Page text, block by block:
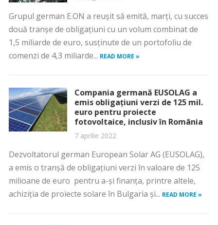
Grupul german E.ON a reuşit să emită, marţi, cu succes
două tranşe de obligaţiuni cu un volum combinat de
1,5 miliarde de euro, susţinute de un portofoliu de
comenzi de 4,3 miliarde... READ MORE »
Compania germană EUSOLAG a
emis obligațiuni verzi de 125 mil.
euro pentru proiecte
fotovoltaice, inclusiv în România
7 aprilie 2022
Dezvoltatorul german European Solar AG (EUSOLAG),
a emis o tranșă de obligațiuni verzi în valoare de 125
milioane de euro pentru a-și finanța, printre altele,
achiziția de proiecte solare în Bulgaria și... READ MORE »